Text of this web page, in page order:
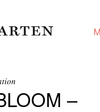
SAMMLUNG –